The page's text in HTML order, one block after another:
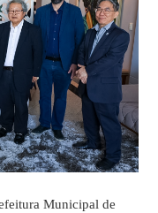
Municipal de